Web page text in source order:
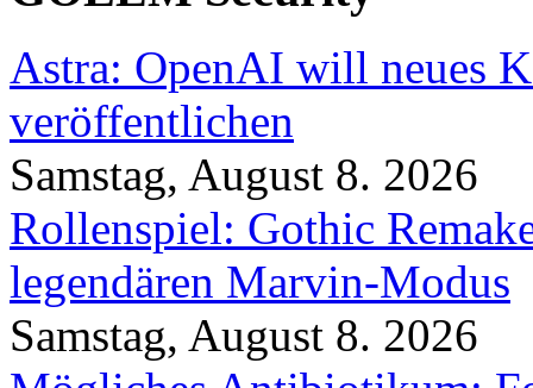
Astra: OpenAI will neues
veröffentlichen
Samstag, August 8. 2026
Rollenspiel: Gothic
legendären Marvin-Modus
Samstag, August 8. 2026